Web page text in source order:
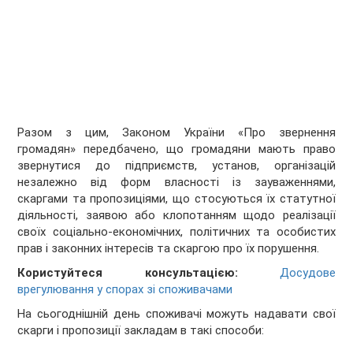
Разом з цим, Законом України «Про звернення
громадян» передбачено, що громадяни мають право
звернутися до підприємств, установ, організацій
незалежно від форм власності із зауваженнями,
скаргами та пропозиціями, що стосуються їх статутної
діяльності, заявою або клопотанням щодо реалізації
своїх соціально-економічних, політичних та особистих
прав і законних інтересів та скаргою про їх порушення.
Користуйтеся консультацією: Досудове
врегулювання у спорах зі споживачами
На сьогоднішній день споживачі можуть надавати свої
скарги і пропозиції закладам в такі способи: